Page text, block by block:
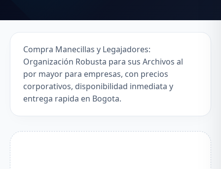
Compra Manecillas y Legajadores:
Organización Robusta para sus Archivos al
por mayor para empresas, con precios
corporativos, disponibilidad inmediata y
entrega rapida en Bogota.